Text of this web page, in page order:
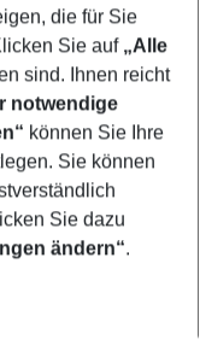
die für Sie
Sie auf „Alle
sind. Ihnen reicht
notwendige
können Sie Ihre
Sie können
Sie dazu
ändern“.